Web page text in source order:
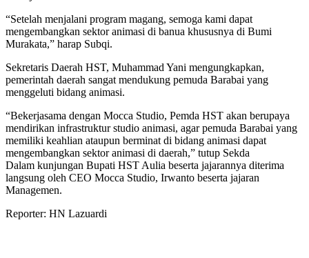
“Setelah menjalani program magang, semoga kami dapat
mengembangkan sektor animasi di banua khususnya di Bumi
Murakata,” harap Subqi.
Sekretaris Daerah HST, Muhammad Yani mengungkapkan,
pemerintah daerah sangat mendukung pemuda Barabai yang
menggeluti bidang animasi.
“Bekerjasama dengan Mocca Studio, Pemda HST akan berupaya
mendirikan infrastruktur studio animasi, agar pemuda Barabai yang
memiliki keahlian ataupun berminat di bidang animasi dapat
mengembangkan sektor animasi di daerah,” tutup Sekda
Dalam kunjungan Bupati HST Aulia beserta jajarannya diterima
langsung oleh CEO Mocca Studio, Irwanto beserta jajaran
Managemen.
Reporter: HN Lazuardi